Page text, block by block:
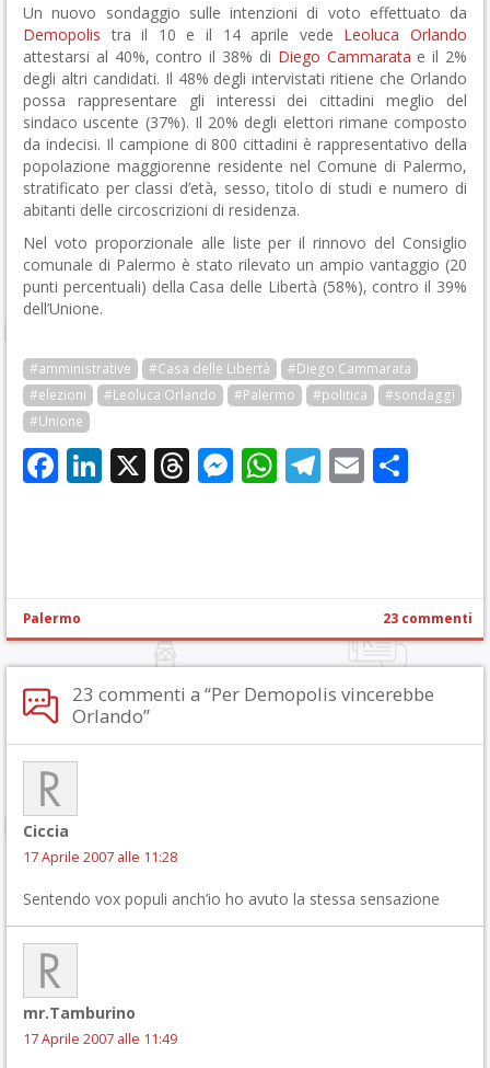
Un nuovo sondaggio sulle intenzioni di voto effettuato da
Demopolis tra il 10 e il 14 aprile vede Leoluca Orlando
attestarsi al 40%, contro il 38% di Diego Cammarata e il 2%
degli altri candidati. Il 48% degli intervistati ritiene che Orlando
possa rappresentare gli interessi dei cittadini meglio del
sindaco uscente (37%). Il 20% degli elettori rimane composto
da indecisi. Il campione di 800 cittadini è rappresentativo della
popolazione maggiorenne residente nel Comune di Palermo,
stratificato per classi d’età, sesso, titolo di studi e numero di
abitanti delle circoscrizioni di residenza.
Nel voto proporzionale alle liste per il rinnovo del Consiglio
comunale di Palermo è stato rilevato un ampio vantaggio (20
punti percentuali) della Casa delle Libertà (58%), contro il 39%
dell’Unione.
#amministrative #Casa delle Libertà
#Diego Cammarata
#elezioni
#Leoluca Orlando #Palermo #politica
#sondaggi
#Unione
Facebook
LinkedIn
X Threads
Messenger
WhatsApp
Telegram
Email
Palermo 23 commenti
23 commenti a “Per Demopolis vincerebbe
Orlando”
Ciccia
17 Aprile 2007 alle 11:28
Sentendo vox populi anch’io ho avuto la stessa sensazione
mr.Tamburino
17 Aprile 2007 alle 11:49